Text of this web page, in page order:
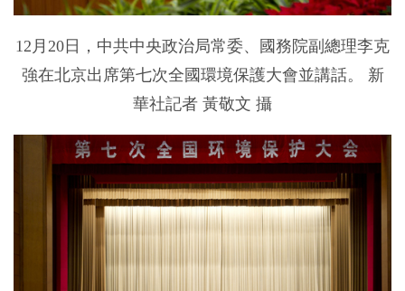
12月20日，中共中央政治局常委、國務院副總理李克
強在北京出席第七次全國環境保護大會並講話。 新
華社記者 黃敬文 攝